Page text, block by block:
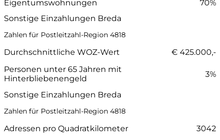
Eigentumswohnungen
70%
Sonstige Einzahlungen Breda
Zahlen für Postleitzahl-Region 4818
Durchschnittliche WOZ-Wert
€ 425.000,-
Personen unter 65 Jahren mit
Hinterbliebenengeld
3%
Sonstige Einzahlungen Breda
Zahlen für Postleitzahl-Region 4818
Adressen pro Quadratkilometer
3042